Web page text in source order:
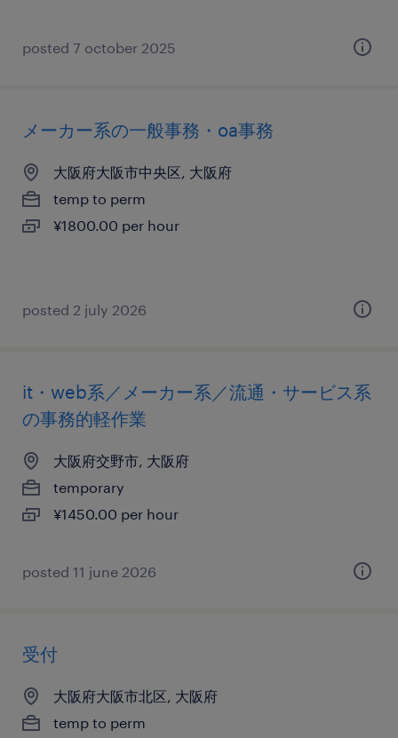
posted 7 october 2025
メーカー系の一般事務・oa事務
大阪府大阪市中央区, 大阪府
temp to perm
¥1800.00 per hour
posted 2 july 2026
it・web系／メーカー系／流通・サービス系
の事務的軽作業
大阪府交野市, 大阪府
temporary
¥1450.00 per hour
posted 11 june 2026
受付
大阪府大阪市北区, 大阪府
temp to perm